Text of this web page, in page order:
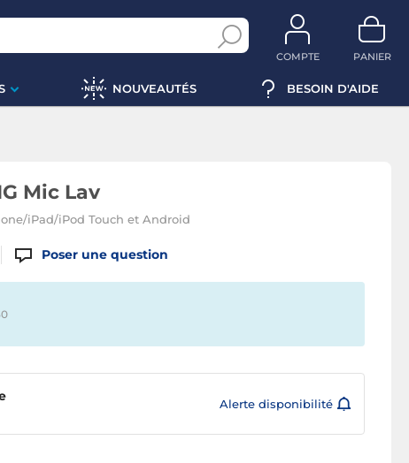
COMPTE PANIER
NOUVEAUTÉS BESOIN D'AIDE
Mic Lav
iPad/iPod Touch et Android
Poser une question
Alerte disponibilité